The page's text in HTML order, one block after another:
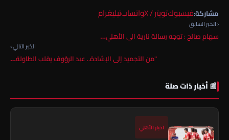
مشاركة:فيسبوكتويتر / X واتسابتيليغرام
‹ الخبر السابق
سهام صالح : توجه رسالة نارية الى الأهلي…
الخبر التالي ›
"من التجميد إلى الإشادة.. عبد الرؤوف يقلب الطاولة…
📰 أخبار ذات صلة
اخبار الأهلي